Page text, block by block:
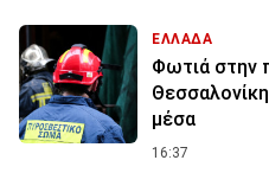
ΕΛΛΑΔΑ
Φωτιά στην
μέσα
16:37